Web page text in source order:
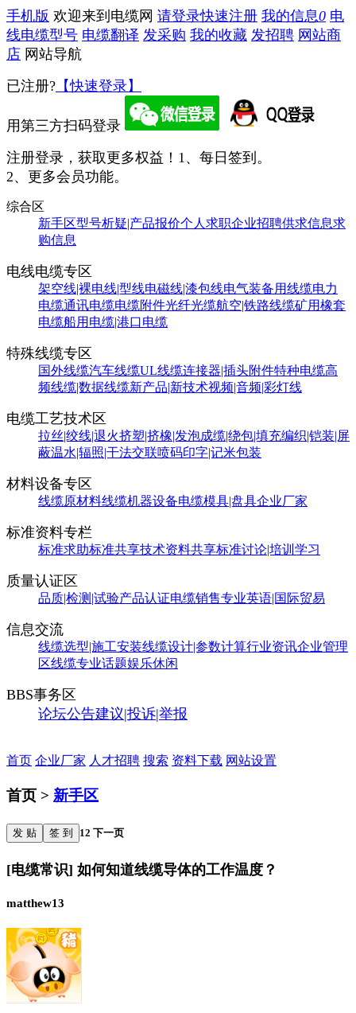
手机版 欢迎来到电缆网 请登录快速注册 我的信息0 电
线电缆型号 电缆翻译 发采购 我的收藏 发招聘 网站商
店 网站导航
已注册? 【快速登录】
用第三方扫码登录
注册登录，获取更多权益！ 1、每日签到。
2、更多会员功能。
综合区
新手区型号析疑|产品报价个人求职企业招聘供求信息求
购信息
电线电缆专区
架空线|裸电线|型线电磁线|漆包线电气装备用线缆电力
电缆通讯电缆电缆附件光纤光缆航空|铁路线缆矿用橡套
电缆船用电缆|港口电缆
特殊线缆专区
国外线缆汽车线缆UL线缆连接器|插头附件特种电缆高
频线缆|数据线缆新产品|新技术视频|音频|彩灯线
电缆工艺技术区
拉丝|绞线|退火挤塑|挤橡|发泡成缆|绕包|填充编织|铠装|屏
蔽温水|辐照|干法交联喷码印字|记米包装
材料设备专区
线缆原材料线缆机器设备电缆模具|盘具企业厂家
标准资料专栏
标准求助标准共享技术资料共享标准讨论|培训学习
质量认证区
品质|检测|试验产品认证电缆销售专业英语|国际贸易
信息交流
线缆选型|施工安装线缆设计|参数计算行业资讯企业管理
区线缆专业话题娱乐休闲
BBS事务区
论坛公告建议|投诉|举报
首页 企业厂家 人才招聘 搜索 资料下载 网站设置
首页 > 新手区
发 贴 签 到 12 下一页
[电缆常识] 如何知道线缆导体的工作温度？
matthew13